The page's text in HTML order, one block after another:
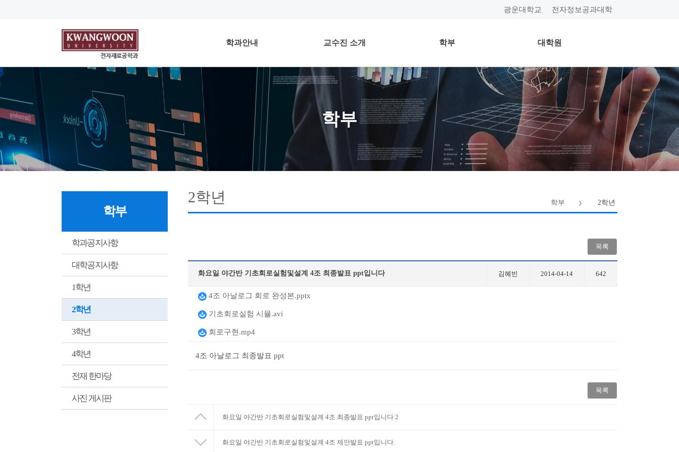
광운대학교 전자정보공과대학
학과안내 교수진 소개 학부 대학원
학부
학부
학과공지사항
대학공지사항
1학년
2학년
3학년
4학년
전재 한마당
사진 게시판
학부 2학년
2학년
목록
화요일 야간반 기초회로실험및설계 4조 최종발표 ppt입니다 김혜빈 2014-04-14 642
4조 아날로그 회로 완성본.pptx
기초회로실험 시뮬.avi
회로구현.mp4
4조 아날로그 최종발표 ppt
목록
화요일 야간반 기초회로실험및설계 4조 최종발표 ppt입니다 2
화요일 야간반 기초회로실험및설계 4조 제안발표 ppt입니다.